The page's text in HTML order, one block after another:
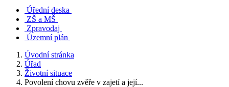
Úřední deska
ZŠ a MŠ
Zpravodaj
Územní plán
Úvodní stránka
Úřad
Životní situace
Povolení chovu zvěře v zajetí a její...